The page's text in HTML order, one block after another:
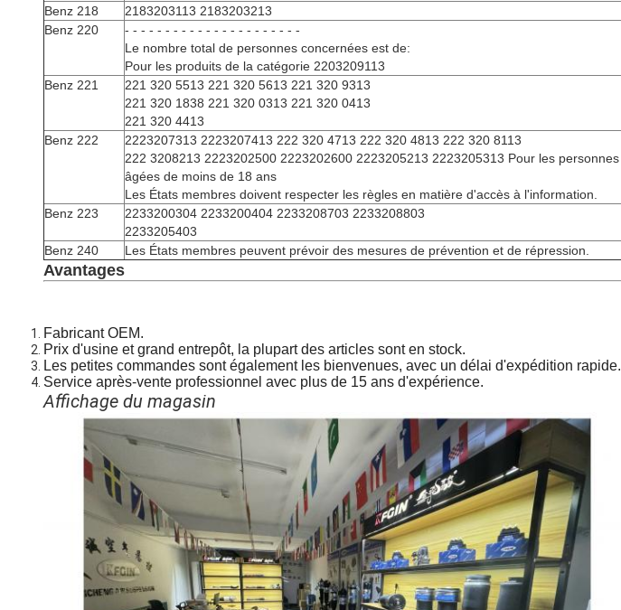
Benz 218
2183203113 2183203213
Benz 220
- - - - - - - - - - - - - - - - - - - - - -
Le nombre total de personnes concernées est de:
Pour les produits de la catégorie 2203209113
Benz 221
221 320 5513 221 320 5613 221 320 9313
221 320 1838 221 320 0313 221 320 0413
221 320 4413
Benz 222
2223207313 2223207413 222 320 4713 222 320 4813 222 320 8113
222 3208213 2223202500 2223202600 2223205213 2223205313 Pour les personnes
âgées de moins de 18 ans
Les États membres doivent respecter les règles en matière d'accès à l'information.
Benz 223
2233200304 2233200404 2233208703 2233208803
2233205403
Benz 240
Les États membres peuvent prévoir des mesures de prévention et de répression.
Avantages
Fabricant OEM.
Prix d'usine et grand entrepôt, la plupart des articles sont en stock.
Les petites commandes sont également les bienvenues, avec un délai d'expédition rapide.
Service après-vente professionnel avec plus de 15 ans d'expérience.
Affichage du magasin